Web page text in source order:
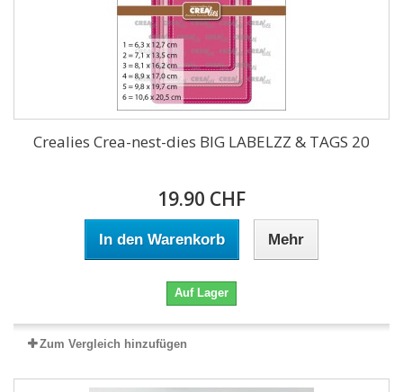
Crealies Crea-nest-dies BIG LABELZZ & TAGS 20
19.90 CHF
In den Warenkorb Mehr
Auf Lager
Zum Vergleich hinzufügen